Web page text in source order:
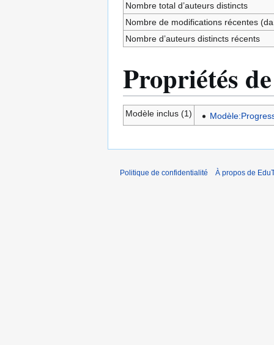
Nombre total d’auteurs distincts
Nombre de modifications récentes
Nombre d’auteurs distincts récents
Propriétés
Modèle inclus (1)
Politique de confidentialité À propos de